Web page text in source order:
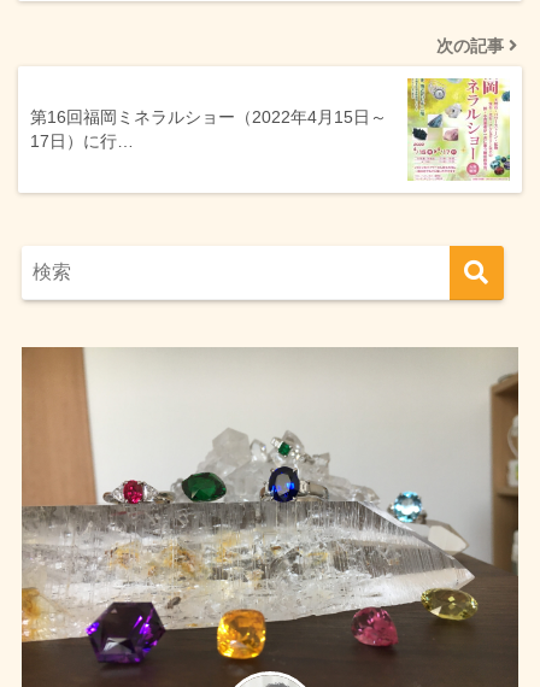
次の記事
第16回福岡ミネラルショー（2022年4月15日～
17日）に行…